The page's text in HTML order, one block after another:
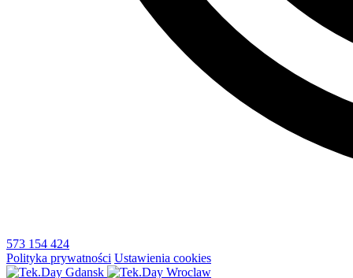
573 154 424
Polityka prywatności Ustawienia cookies